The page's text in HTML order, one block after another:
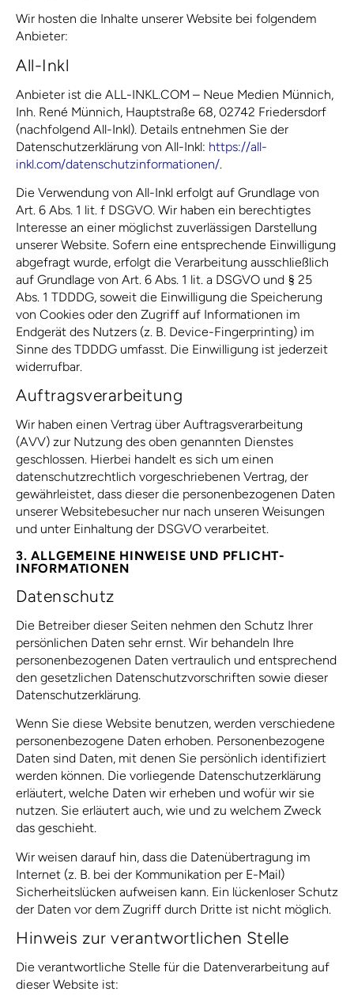
Wir hosten die Inhalte unserer Website bei folgendem
Anbieter:
All-Inkl
Anbieter ist die ALL-INKL.COM – Neue Medien Münnich,
Inh. René Münnich, Hauptstraße 68, 02742 Friedersdorf
(nachfolgend All-Inkl). Details entnehmen Sie der
Datenschutzerklärung von All-Inkl: https://all-
inkl.com/datenschutzinformationen/.
Die Verwendung von All-Inkl erfolgt auf Grundlage von
Art. 6 Abs. 1 lit. f DSGVO. Wir haben ein berechtigtes
Interesse an einer möglichst zuverlässigen Darstellung
unserer Website. Sofern eine entsprechende Einwilligung
abgefragt wurde, erfolgt die Verarbeitung ausschließlich
auf Grundlage von Art. 6 Abs. 1 lit. a DSGVO und § 25
Abs. 1 TDDDG, soweit die Einwilligung die Speicherung
von Cookies oder den Zugriff auf Informationen im
Endgerät des Nutzers (z. B. Device-Fingerprinting) im
Sinne des TDDDG umfasst. Die Einwilligung ist jederzeit
widerrufbar.
Auftragsverarbeitung
Wir haben einen Vertrag über Auftragsverarbeitung
(AVV) zur Nutzung des oben genannten Dienstes
geschlossen. Hierbei handelt es sich um einen
datenschutzrechtlich vorgeschriebenen Vertrag, der
gewährleistet, dass dieser die personenbezogenen Daten
unserer Websitebesucher nur nach unseren Weisungen
und unter Einhaltung der DSGVO verarbeitet.
3. ALLGEMEINE HINWEISE UND PFLICHT­
INFORMATIONEN
Datenschutz
Die Betreiber dieser Seiten nehmen den Schutz Ihrer
persönlichen Daten sehr ernst. Wir behandeln Ihre
personenbezogenen Daten vertraulich und entsprechend
den gesetzlichen Datenschutzvorschriften sowie dieser
Datenschutzerklärung.
Wenn Sie diese Website benutzen, werden verschiedene
personenbezogene Daten erhoben. Personenbezogene
Daten sind Daten, mit denen Sie persönlich identifiziert
werden können. Die vorliegende Datenschutzerklärung
erläutert, welche Daten wir erheben und wofür wir sie
nutzen. Sie erläutert auch, wie und zu welchem Zweck
das geschieht.
Wir weisen darauf hin, dass die Datenübertragung im
Internet (z. B. bei der Kommunikation per E-Mail)
Sicherheitslücken aufweisen kann. Ein lückenloser Schutz
der Daten vor dem Zugriff durch Dritte ist nicht möglich.
Hinweis zur verantwortlichen Stelle
Die verantwortliche Stelle für die Datenverarbeitung auf
dieser Website ist: